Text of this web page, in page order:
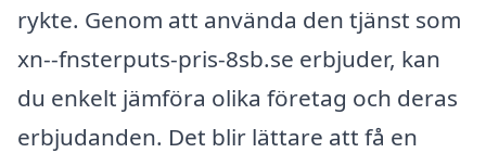
rykte. Genom att använda den tjänst som
xn--fnsterputs-pris-8sb.se erbjuder, kan
du enkelt jämföra olika företag och deras
erbjudanden. Det blir lättare att få en